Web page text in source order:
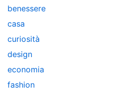
benessere
casa
curiosità
design
economia
fashion